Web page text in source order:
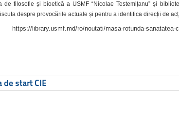
de filosofie și bioetică a USMF “Nicolae Testemițanu” și
despre provocările actuale și pentru a identifica direcții de
https://library.usmf.md/ro/noutati/masa-rotunda-sanatatea-
de start CIE